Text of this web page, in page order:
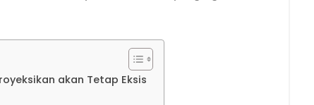
akan Tetap Eksis